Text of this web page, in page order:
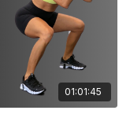
01:01:45